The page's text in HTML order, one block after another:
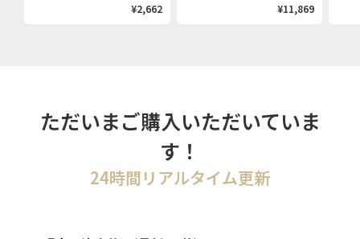
¥2,662
¥11,869
ただいまご購入いただいていま
す！
24時間リアルタイム更新